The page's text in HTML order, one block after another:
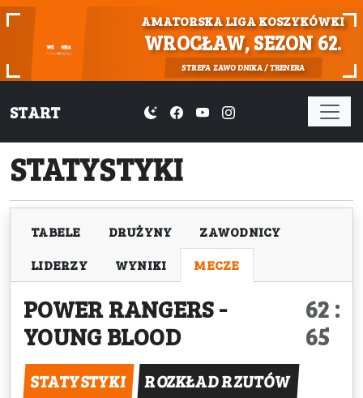
AMATORSKA LIGA KOSZYKÓWKI
WROCŁAW, SEZON 62.
STREFA ZAWODNIKA / TRENERA
START
STATYSTYKI
TABELE DRUŻYNY
ZAWODNICY
LIDERZY
WYNIKI MECZE
POWER RANGERS-
YOUNG BLOOD
62 :
65
STATYSTYKI
ROZKŁAD RZUTÓW